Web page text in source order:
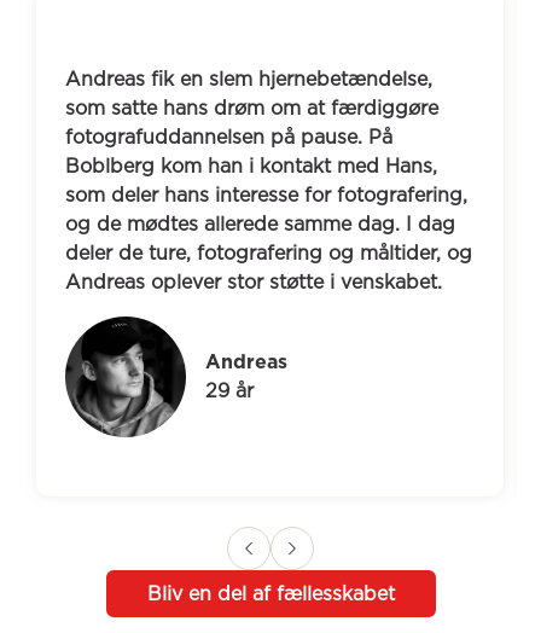
Andreas fik en slem hjernebetændelse,
som satte hans drøm om at færdiggøre
fotografuddannelsen på pause. På
Boblberg kom han i kontakt med Hans,
som deler hans interesse for fotografering,
og de mødtes allerede samme dag. I dag
deler de ture, fotografering og måltider, og
Andreas oplever stor støtte i venskabet.
Andreas
29 år
Bliv en del af fællesskabet